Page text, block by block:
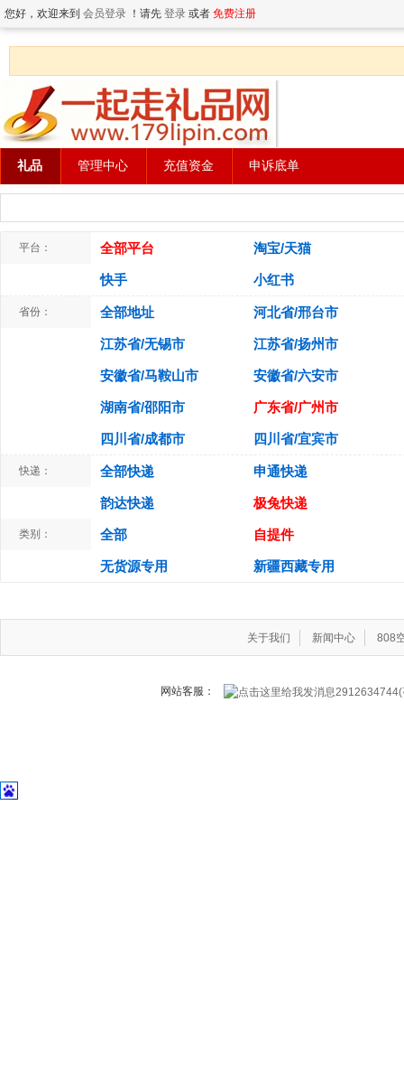
您好，欢迎来到 会员登录 ！请先 登录 或者 免费注册
礼品 管理中心 充值资金 申诉底单
平台： 全部平台 淘宝/天猫
快手 小红书
省份： 全部地址 河北省/邢台市
江苏省/无锡市 江苏省/扬州市
安徽省/马鞍山市 安徽省/六安市
湖南省/邵阳市 广东省/广州市
四川省/成都市 四川省/宜宾市
快递： 全部快递 申通快递
韵达快递 极兔快递
类别： 全部 自提件
无货源专用 新疆西藏专用
关于我们 新闻中心 808
网站客服：